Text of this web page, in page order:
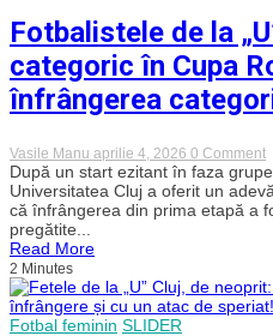
Fotbalistele de la
categoric în Cupa
înfrângerea
Vasile Manu aprilie 4, 2026 0 Commenton
în
După un start ezitant în faza
Universitatea Cluj a oferit un
că înfrângerea din prima etapă a
pregătite...
Read More
2 Minutes
Fotbal feminin SLIDER